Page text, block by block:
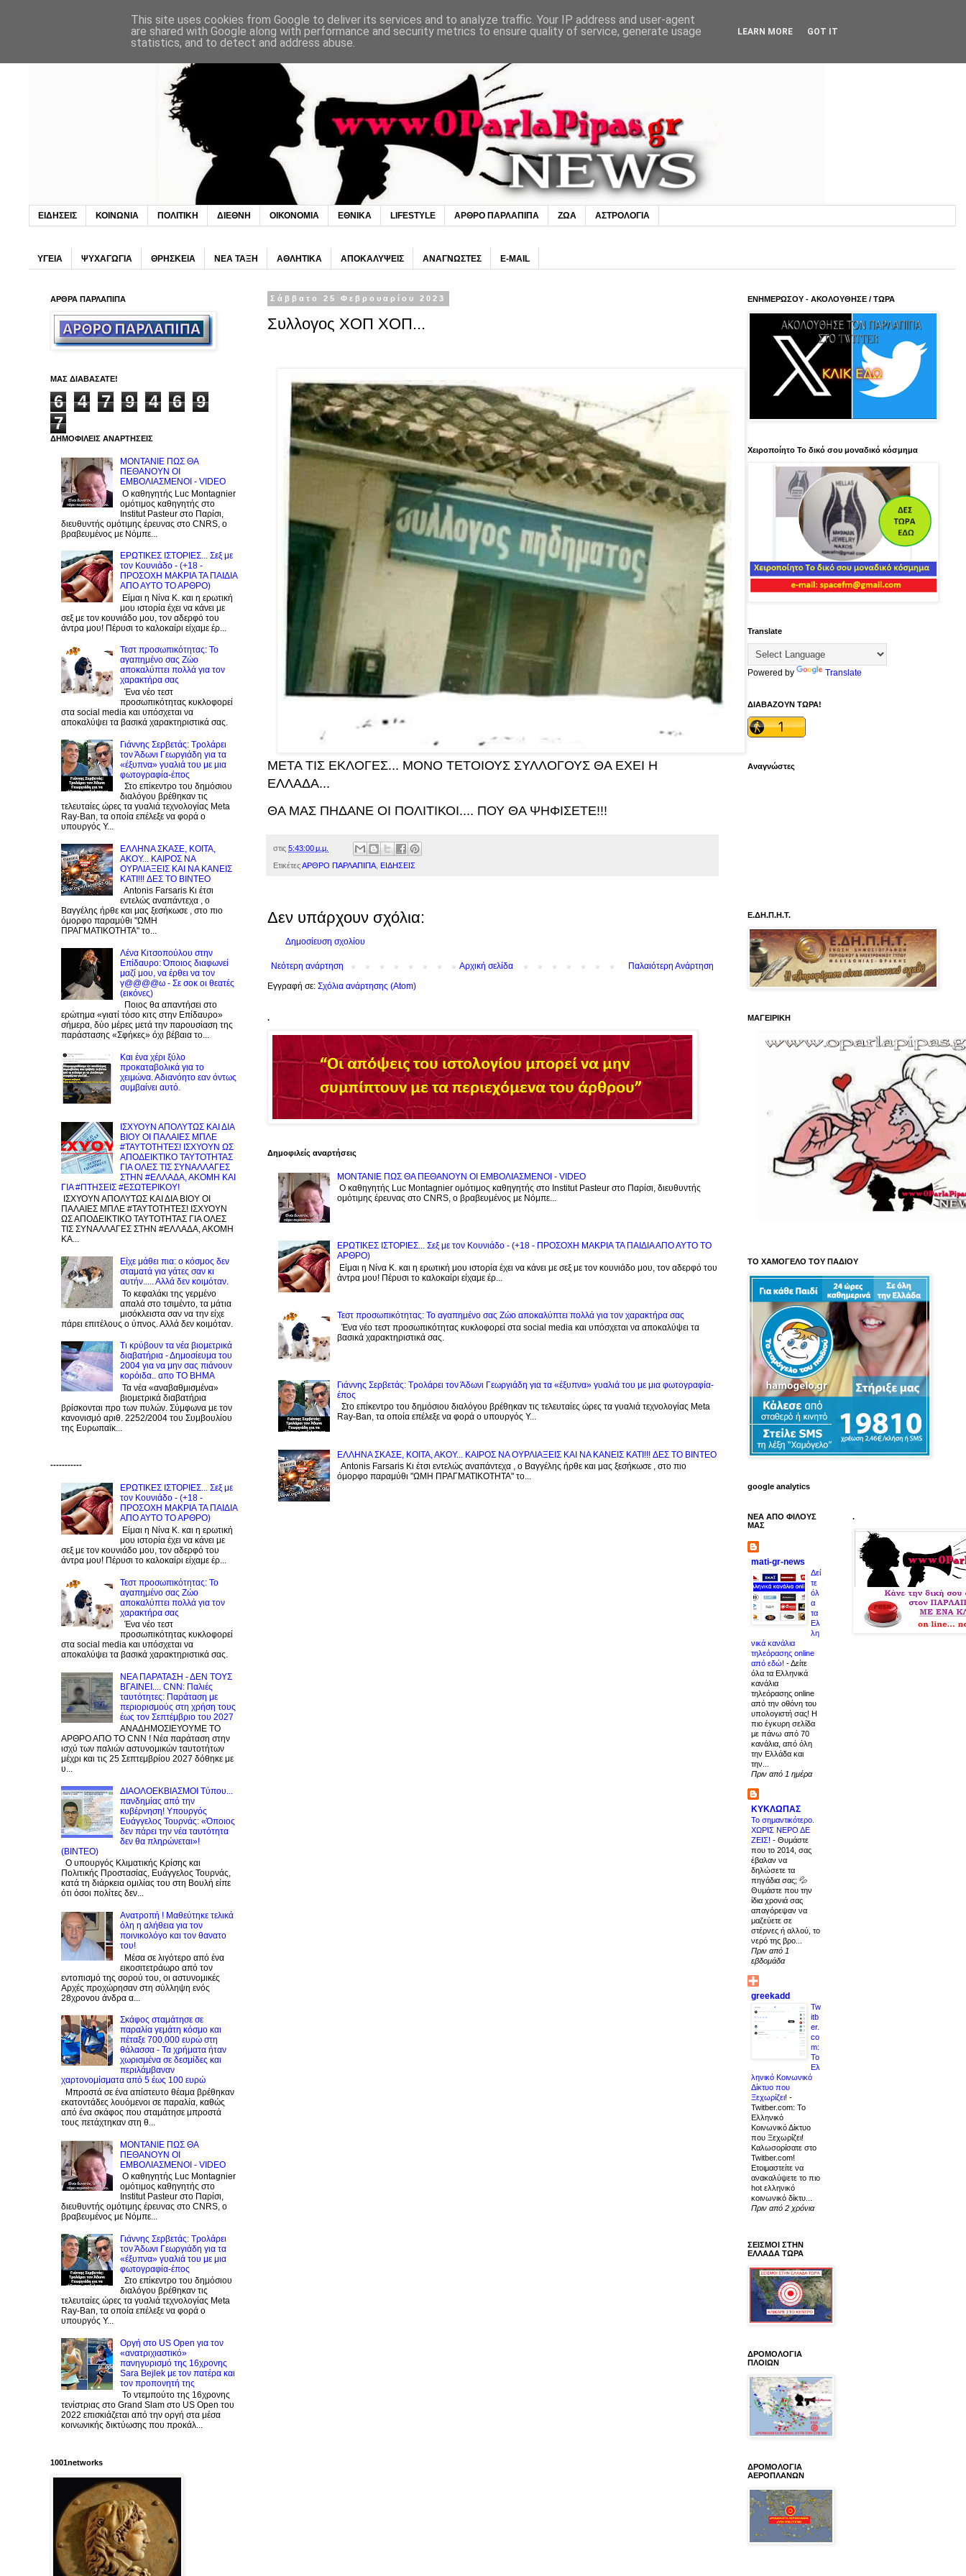
ΕΙΔΗΣΕΙΣ ΚΟΙΝΩΝΙΑ ΠΟΛΙΤΙΚΗ ΔΙΕΘΝΗ ΟΙΚΟΝΟΜΙΑ ΕΘΝΙΚΑ LIFESTYLE ΑΡΘΡΟ ΠΑΡΛΑΠΙΠΑ ΖΩΑ ΑΣΤΡΟΛΟΓΙΑ
ΥΓΕΙΑ ΨΥΧΑΓΩΓΙΑ ΘΡΗΣΚΕΙΑ ΝΕΑ ΤΑΞΗ ΑΘΛΗΤΙΚΑ ΑΠΟΚΑΛΥΨΕΙΣ ΑΝΑΓΝΩΣΤΕΣ E-MAIL
Σάββατο 25 Φεβρουαρίου 2023
Συλλογος XOΠ XOΠ...
ΜΕΤΑ ΤΙΣ ΕΚΛΟΓΕΣ... ΜΟΝΟ ΤΕΤΟΙΟΥΣ ΣΥΛΛΟΓΟΥΣ ΘΑ ΕΧΕΙ Η
ΕΛΛΑΔΑ...
ΘΑ ΜΑΣ ΠΗΔΑΝΕ ΟΙ ΠΟΛΙΤΙΚΟΙ.... ΠΟΥ ΘΑ ΨΗΦΙΣΕΤΕ!!!
στις 5:43:00 μ.μ.
ΕτικέτεςΑΡΘΡΟ ΠΑΡΛΑΠΙΠΑ ΕΙΔΗΣΕΙΣ
Δεν υπάρχουν σχόλια:
Δημοσίευση σχολίου
Νεότερη ανάρτηση Παλαιότερη Ανάρτηση
Αρχική σελίδα
Εγγραφή σε: Σχόλια ανάρτησης (Atom)
.
Δημοφιλείς αναρτήσεις
ΜΟΝΤΑΝΙΕ ΠΩΣ ΘΑ ΠΕΘΑΝΟΥΝ ΟΙ ΕΜΒΟΛΙΑΣΜΕΝΟΙ - VIDEO
Ο καθηγητής Luc Montagnier ομότιμος καθηγητής στο Institut Pasteur στο Παρίσι, διευθυντής
ομότιμης έρευνας στο CNRS, o βραβευμένος με Νόμπε...
ΕΡΩΤΙΚΕΣ ΙΣΤΟΡΙΕΣ... Σεξ με τον Kουνιάδο - (+18 - ΠΡΟΣΟΧΗ ΜΑΚΡΙΑ ΤΑ ΠΑΙΔΙΑ ΑΠΟ ΑΥΤΟ ΤΟ
ΑΡΘΡΟ)
Είμαι η Νίνα Κ. και η ερωτική μου ιστορία έχει να κάνει με σεξ με τον κουνιάδο μου, τον αδερφό του
άντρα μου! Πέρυσι το καλοκαίρι είχαμε έρ...
Τεστ προσωπικότητας: Το αγαπημένο σας Zώο αποκαλύπτει πολλά για τον χαρακτήρα σας
Ένα νέο τεστ προσωπικότητας κυκλοφορεί στα social media και υπόσχεται να αποκαλύψει τα
βασικά χαρακτηριστικά σας.
Γιάννης Σερβετάς: Τρολάρει τον Άδωνι Γεωργιάδη για τα «έξυπνα» γυαλιά του με μια φωτογραφία-
έπος
Στο επίκεντρο του δημόσιου διαλόγου βρέθηκαν τις τελευταίες ώρες τα γυαλιά τεχνολογίας Meta
Ray-Ban, τα οποία επέλεξε να φορά ο υπουργός Υ...
EΛΛΗΝΑ ΣΚΑΣΕ, ΚΟΙΤΑ, ΑΚΟΥ... ΚΑΙΡΟΣ ΝΑ ΟΥΡΛIAΞΕΙΣ ΚΑΙ ΝΑ ΚΑΝΕΙΣ KATI!!! ΔΕΣ TO BINTEO
Antonis Farsaris Κι έτσι εντελώς αναπάντεχα , ο Βαγγέλης ήρθε και μας ξεσήκωσε , στο πιο
όμορφο παραμύθι "ΩΜΗ ΠΡΑΓΜΑΤΙΚΟΤΗΤΑ" το...
ΑΡΘΡΑ ΠΑΡΛΑΠΙΠΑ
ΜΑΣ ΔΙΑΒΑΣΑΤΕ!
6 4 7 9 4 6
9
7
ΔΗΜΟΦΙΛΕΙΣ ΑΝΑΡΤΗΣΕΙΣ
ΜΟΝΤΑΝΙΕ ΠΩΣ ΘΑ
ΠΕΘΑΝΟΥΝ ΟΙ
ΕΜΒΟΛΙΑΣΜΕΝΟΙ - VIDEO
Ο καθηγητής Luc Montagnier
ομότιμος καθηγητής στο
Institut Pasteur στο Παρίσι,
διευθυντής ομότιμης έρευνας στο CNRS, o
βραβευμένος με Νόμπε...
ΕΡΩΤΙΚΕΣ ΙΣΤΟΡΙΕΣ... Σεξ με
τον Kουνιάδο - (+18 -
ΠΡΟΣΟΧΗ ΜΑΚΡΙΑ ΤΑ ΠΑΙΔΙΑ
ΑΠΟ ΑΥΤΟ ΤΟ ΑΡΘΡΟ)
Είμαι η Νίνα Κ. και η ερωτική
μου ιστορία έχει να κάνει με
σεξ με τον κουνιάδο μου, τον αδερφό του
άντρα μου! Πέρυσι το καλοκαίρι είχαμε έρ...
Τεστ προσωπικότητας: Το
αγαπημένο σας Zώο
αποκαλύπτει πολλά για τον
χαρακτήρα σας
Ένα νέο τεστ
προσωπικότητας κυκλοφορεί
στα social media και υπόσχεται να
αποκαλύψει τα βασικά χαρακτηριστικά σας.
Γιάννης Σερβετάς: Τρολάρει
τον Άδωνι Γεωργιάδη για τα
«έξυπνα» γυαλιά του με μια
φωτογραφία-έπος
Στο επίκεντρο του δημόσιου
διαλόγου βρέθηκαν τις
τελευταίες ώρες τα γυαλιά τεχνολογίας Meta
Ray-Ban, τα οποία επέλεξε να φορά ο
υπουργός Υ...
EΛΛΗΝΑ ΣΚΑΣΕ, ΚΟΙΤΑ,
ΑΚΟΥ... ΚΑΙΡΟΣ ΝΑ
ΟΥΡΛIAΞΕΙΣ ΚΑΙ ΝΑ ΚΑΝΕΙΣ
KATI!!! ΔΕΣ TO BINTEO
Antonis Farsaris Κι έτσι
εντελώς αναπάντεχα , ο
Βαγγέλης ήρθε και μας ξεσήκωσε , στο πιο
όμορφο παραμύθι "ΩΜΗ
ΠΡΑΓΜΑΤΙΚΟΤΗΤΑ" το...
Λένα Κιτσοπούλου στην
Επίδαυρο: Όποιος διαφωνεί
μαζί μου, να έρθει να τον
γ@@@@ω - Σε σοκ οι θεατές
(εικόνες)
Ποιος θα απαντήσει στο
ερώτημα «γιατί τόσο κιτς στην Επίδαυρο»
σήμερα, δύο μέρες μετά την παρουσίαση της
παράστασης «Σφήκες» όχι βέβαια το...
Και ένα χέρι ξύλο
προκαταβολικά για το
χειμώνα. Αδιανόητο εαν όντως
συμβαίνει αυτό.
ΙΣΧΥΟΥΝ ΑΠΟΛΥΤΩΣ ΚΑΙ ΔΙΑ
ΒΙΟΥ ΟΙ ΠΑΛΑΙΕΣ ΜΠΛΕ
#ΤΑΥΤΟΤΗΤΕΣ! ΙΣΧΥΟΥΝ ΩΣ
ΑΠΟΔΕΙΚΤΙΚΟ ΤΑΥΤΟΤΗΤΑΣ
ΓΙΑ ΟΛΕΣ ΤΙΣ ΣΥΝΑΛΛΑΓΕΣ
ΣΤΗΝ #ΕΛΛΑΔΑ, ΑΚΟΜΗ ΚΑΙ
ΓΙΑ #ΠΤΗΣΕΙΣ #ΕΣΩΤΕΡΙΚΟΥ!
ΙΣΧΥΟΥΝ ΑΠΟΛΥΤΩΣ ΚΑΙ ΔΙΑ ΒΙΟΥ ΟΙ
ΠΑΛΑΙΕΣ ΜΠΛΕ #ΤΑΥΤΟΤΗΤΕΣ! ΙΣΧΥΟΥΝ
ΩΣ ΑΠΟΔΕΙΚΤΙΚΟ ΤΑΥΤΟΤΗΤΑΣ ΓΙΑ ΟΛΕΣ
ΤΙΣ ΣΥΝΑΛΛΑΓΕΣ ΣΤΗΝ #ΕΛΛΑΔΑ, ΑΚΟΜΗ
ΚΑ...
Είχε μάθει πια: ο κόσμος δεν
σταματά για γάτες σαν κι
αυτήν..... Αλλά δεν κοιμόταν.
Το κεφαλάκι της γερμένο
απαλά στο τσιμέντο, τα μάτια
μισόκλειστα σαν να την είχε
πάρει επιτέλους ο ύπνος. Αλλά δεν κοιμόταν.
Τι κρύβουν τα νέα βιομετρικά
διαβατήρια - Δημοσίευμα του
2004 για να μην σας πιάνουν
κορόιδα.. απο ΤΟ ΒΗΜΑ
Τα νέα «αναβαθμισμένα»
βιομετρικά διαβατήρια
βρίσκονται προ των πυλών. Σύμφωνα με τον
κανονισμό αριθ. 2252/2004 του Συμβουλίου
της Ευρωπαϊκ...
-----------
ΕΡΩΤΙΚΕΣ ΙΣΤΟΡΙΕΣ... Σεξ με
τον Kουνιάδο - (+18 -
ΠΡΟΣΟΧΗ ΜΑΚΡΙΑ ΤΑ ΠΑΙΔΙΑ
ΑΠΟ ΑΥΤΟ ΤΟ ΑΡΘΡΟ)
Είμαι η Νίνα Κ. και η ερωτική
μου ιστορία έχει να κάνει με
σεξ με τον κουνιάδο μου, τον αδερφό του
άντρα μου! Πέρυσι το καλοκαίρι είχαμε έρ...
Τεστ προσωπικότητας: Το
αγαπημένο σας Zώο
αποκαλύπτει πολλά για τον
χαρακτήρα σας
Ένα νέο τεστ
προσωπικότητας κυκλοφορεί
στα social media και υπόσχεται να
αποκαλύψει τα βασικά χαρακτηριστικά σας.
NEA ΠΑΡΑΤΑΣΗ - ΔΕΝ ΤΟΥΣ
ΒΓΑΙΝΕΙ.... CNN: Παλιές
ταυτότητες: Παράταση με
περιορισμούς στη χρήση τους
έως τον Σεπτέμβριο του 2027
ΑΝΑΔΗΜΟΣΙΕΥΟΥΜΕ ΤΟ
ΑΡΘΡΟ ΑΠΟ ΤΟ CNN ! Νέα παράταση στην
ισχύ των παλιών αστυνομικών ταυτοτήτων
μέχρι και τις 25 Σεπτεμβρίου 2027 δόθηκε με
υ...
ΔΙΑΟΛΟΕΚΒΙΑΣΜΟΙ Tύπου...
πανδημίας από την
κυβέρνηση! Υπουργός
Ευάγγελος Τουρνάς: «Όποιος
δεν πάρει την νέα ταυτότητα
δεν θα πληρώνεται»!
(BINTEO)
Ο υπουργός Κλιματικής Κρίσης και
Πολιτικής Προστασίας, Ευάγγελος Τουρνάς,
κατά τη διάρκεια ομιλίας του στη Βουλή είπε
ότι όσοι πολίτες δεν...
Ανατροπή ! Mαθεύτηκε τελικά
όλη η αλήθεια για τον
ποινικολόγο και τον θανατο
του!
Μέσα σε λιγότερο από ένα
εικοσιτετράωρο από τον
εντοπισμό της σορού του, οι αστυνομικές
Αρχές προχώρησαν στη σύλληψη ενός
28χρονου άνδρα α...
Σκάφος σταμάτησε σε
παραλία γεμάτη κόσμο και
πέταξε 700.000 ευρώ στη
θάλασσα - Τα χρήματα ήταν
χωρισμένα σε δεσμίδες και
περιλάμβαναν
χαρτονομίσματα από 5 έως 100 ευρώ
Μπροστά σε ένα απίστευτο θέαμα βρέθηκαν
εκατοντάδες λουόμενοι σε παραλία, καθώς
από ένα σκάφος που σταμάτησε μπροστά
τους πετάχτηκαν στη θ...
ΜΟΝΤΑΝΙΕ ΠΩΣ ΘΑ
ΠΕΘΑΝΟΥΝ ΟΙ
ΕΜΒΟΛΙΑΣΜΕΝΟΙ - VIDEO
Ο καθηγητής Luc Montagnier
ομότιμος καθηγητής στο
Institut Pasteur στο Παρίσι,
διευθυντής ομότιμης έρευνας στο CNRS, o
βραβευμένος με Νόμπε...
Γιάννης Σερβετάς: Τρολάρει
τον Άδωνι Γεωργιάδη για τα
«έξυπνα» γυαλιά του με μια
φωτογραφία-έπος
Στο επίκεντρο του δημόσιου
διαλόγου βρέθηκαν τις
τελευταίες ώρες τα γυαλιά τεχνολογίας Meta
Ray-Ban, τα οποία επέλεξε να φορά ο
υπουργός Υ...
Οργή στο US Open για τον
«ανατριχιαστικό»
πανηγυρισμό της 16χρονης
Sara Bejlek με τον πατέρα και
τον προπονητή της
Το ντεμπούτο της 16χρονης
τενίστριας στο Grand Slam στο US Open του
2022 επισκιάζεται από την οργή στα μέσα
κοινωνικής δικτύωσης που προκάλ...
1001networks
ΕΝΗΜΕΡΩΣΟΥ - ΑΚΟΛΟΥΘΗΣΕ / ΤΩΡΑ
Χειροποίητο Το δικό σου μοναδικό κόσμημα
Translate
Powered by Translate
ΔΙΑΒΑΖΟΥΝ ΤΩΡΑ!
Αναγνώστες
Ε.ΔΗ.Π.Η.Τ.
ΜΑΓΕΙΡΙΚΗ
ΤΟ ΧΑΜΟΓΕΛΟ ΤΟΥ ΠΑΔΙΟΥ
google analytics
ΝΕΑ ΑΠΟ ΦΙΛΟΥΣ
ΜΑΣ
mati-gr-news
Δεί
τε
όλ
α
τα
Ελ
λη
νικά κανάλια
τηλεόρασης online
από εδώ! -Δείτε
όλα τα Ελληνικά
κανάλια
τηλεόρασης online
από την οθόνη του
υπολογιστή σας! Η
πιο έγκυρη σελίδα
με πάνω από 70
κανάλια, από όλη
την Ελλάδα και
την...
Πριν από 1 ημέρα
ΚΥΚΛΩΠΑΣ
Το σημαντικότερο.
ΧΩΡΙΣ ΝΕΡΟ ΔΕ
ΖΕΙΣ! - Θυμάστε
που το 2014, σας
έβαλαν να
δηλώσετε τα
πηγάδια σας; 💦
Θυμάστε που την
ίδια χρονιά σας
απαγόρεψαν να
μαζεύετε σε
στέρνες ή αλλού, το
νερό της βρο...
Πριν από 1
εβδομάδα
greekadd
Tw
itb
er.
co
m:
Το
Ελ
ληνικό Κοινωνικό
Δίκτυο που
Ξεχωρίζει! -
Twitber.com: Το
Ελληνικό
Κοινωνικό Δίκτυο
που Ξεχωρίζει!
Καλωσορίσατε στο
Twitber.com!
Ετοιμαστείτε να
ανακαλύψετε το πιο
hot ελληνικό
κοινωνικό δίκτυ...
Πριν από 2 χρόνια
ΣΕΙΣΜΟΙ ΣΤΗΝ
ΕΛΛΑΔΑ ΤΩΡΑ
ΔΡΟΜΟΛΟΓΙΑ
ΠΛΟΙΩΝ
ΔΡΟΜΟΛΟΓΙΑ
ΑΕΡΟΠΛΑΝΩΝ
.
This site uses cookies from Google to deliver its services and to analyze traffic. Your IP address and user-agent
are shared with Google along with performance and security metrics to ensure quality of service, generate usage
statistics, and to detect and address abuse.
LEARN MORE GOT IT